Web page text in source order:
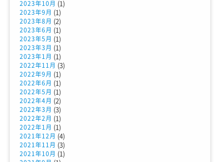
2023年10月 (1)
2023年9月 (1)
2023年8月 (2)
2023年6月 (1)
2023年5月 (1)
2023年3月 (1)
2023年1月 (1)
2022年11月 (3)
2022年9月 (1)
2022年6月 (1)
2022年5月 (1)
2022年4月 (2)
2022年3月 (3)
2022年2月 (1)
2022年1月 (1)
2021年12月 (4)
2021年11月 (3)
2021年10月 (1)